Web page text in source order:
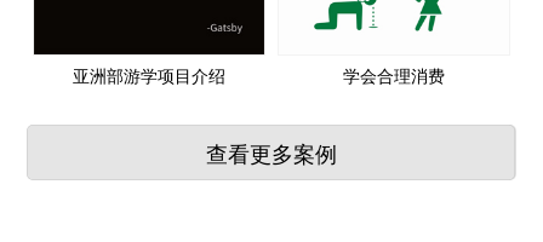
亚洲部游学项目介绍 学会合理消费
查看更多案例